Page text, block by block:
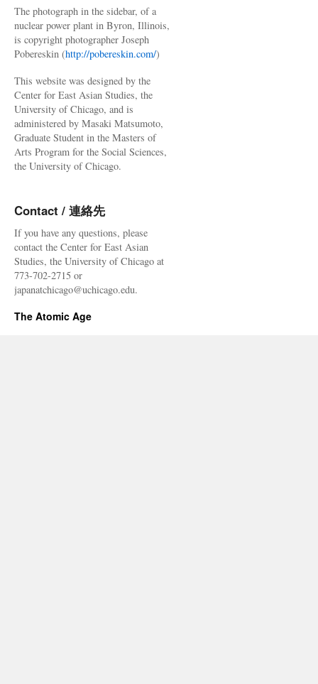
The photograph in the sidebar, of a
nuclear power plant in Byron, Illinois,
is copyright photographer Joseph
Pobereskin (http://pobereskin.com/)
This website was designed by the
Center for East Asian Studies, the
University of Chicago, and is
administered by Masaki Matsumoto,
Graduate Student in the Masters of
Arts Program for the Social Sciences,
the University of Chicago.
Contact / 連絡先
If you have any questions, please
contact the Center for East Asian
Studies, the University of Chicago at
773-702-2715 or
japanatchicago@uchicago.edu.
The Atomic Age